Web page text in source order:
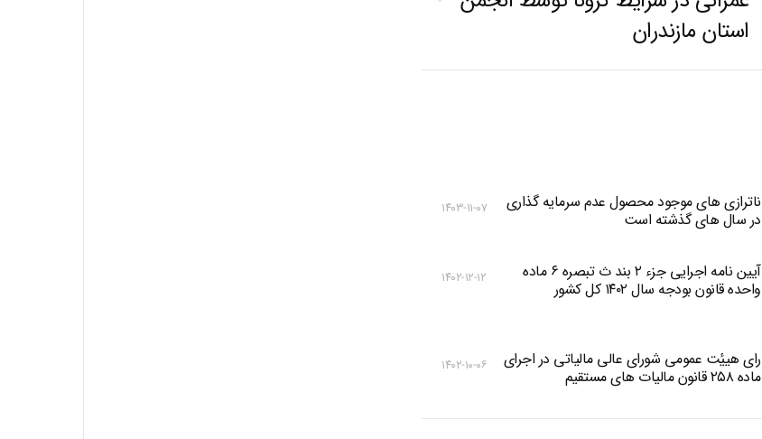
استان مازندران
ناترازی های موجود محصول عدم سرمایه گذاری
در سال های گذشته است
۱۴۰۳-۱۱-۰۷
آیین نامه اجرایی جزء ۲ بند ث تبصره ۶ ماده
واحده قانون بودجه سال ۱۴۰۲ کل کشور
۱۴۰۲-۱۲-۱۲
رای هییٔت عمومی شورای عالی مالیاتی در اجرای
ماده ۲۵۸ قانون مالیات های مستقیم
۱۴۰۲-۱۰-۰۶